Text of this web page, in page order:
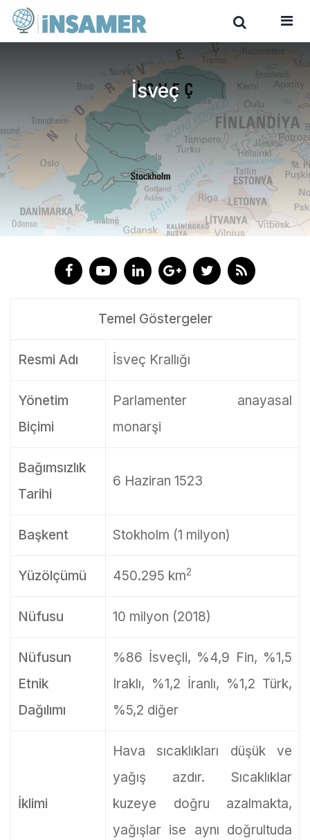
İsveç
Temel Göstergeler
Resmi Adı İsveç Krallığı
Yönetim
Biçimi
Parlamenter anayasal
monarşi
Bağımsızlık
Tarihi
6 Haziran 1523
Başkent Stokholm (1 milyon)
Yüzölçümü 450.295 km2
Nüfusu 10 milyon (2018)
Nüfusun
Etnik
Dağılımı
%86 İsveçli, %4,9 Fin, %1,5
Iraklı, %1,2 İranlı, %1,2 Türk,
%5,2 diğer
İklimi
Hava sıcaklıkları düşük ve
yağış azdır. Sıcaklıklar
kuzeye doğru azalmakta,
yağışlar ise aynı doğrultuda